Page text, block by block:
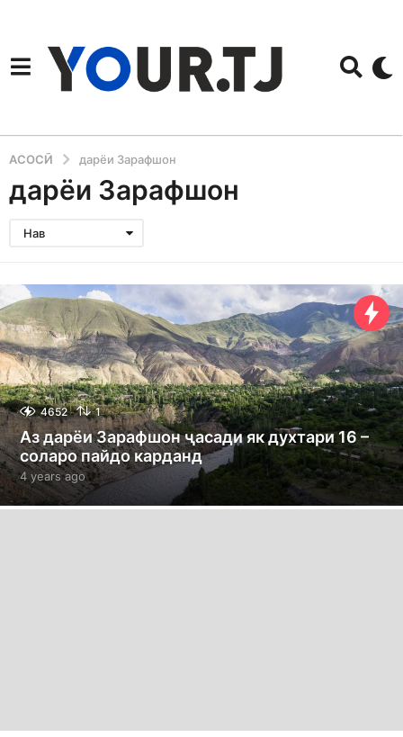
АСОСӢ дарёи Зарафшон
дарёи Зарафшон
Нав
4652 1
Аз дарёи Зарафшон ҷасади як духтари 16 –
соларо пайдо карданд
4 years ago4
y
e